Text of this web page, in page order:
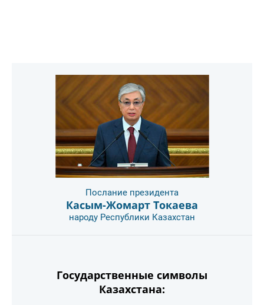
Послание президента
Касым-Жомарт Токаева
народу Республики Казахстан
Государственные символы
Казахстана: